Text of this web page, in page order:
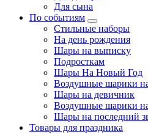
Для сына
По событиям
Стильные наборы
На день рождения
Шары на выписку
Подросткам
Шары На Новый Год
Воздушные шарики
Шары на девичник
Воздушные шарики
Шары на последний
Товары для праздника